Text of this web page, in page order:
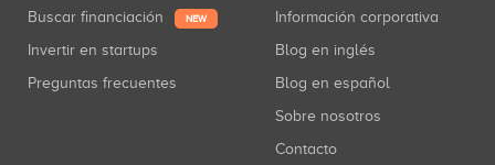
Buscar financiación NEW
Invertir en startups
Preguntas frecuentes
Información corporativa
Blog en inglés
Blog en español
Sobre nosotros
Contacto